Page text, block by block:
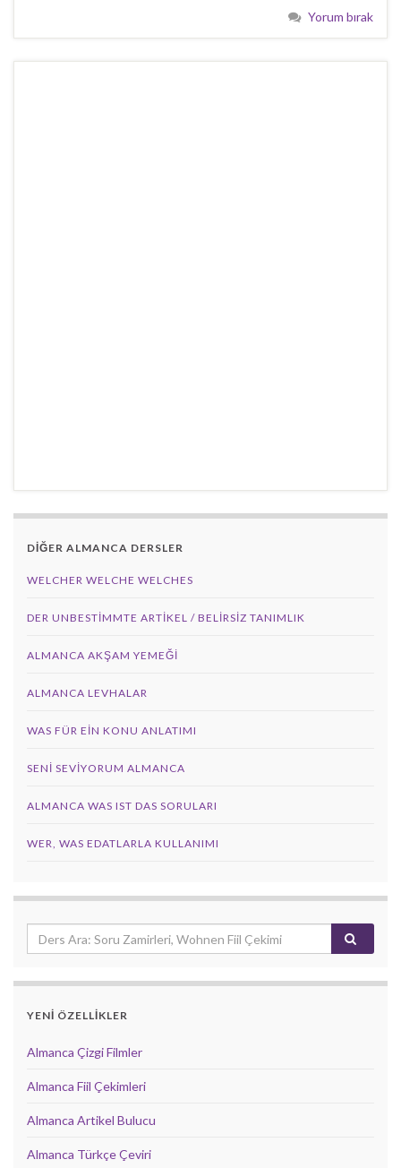
Yorum bırak
DİĞER ALMANCA DERSLER
WELCHER WELCHE WELCHES
DER UNBESTIMMTE ARTIKEL / BELIRSIZ TANIMLIK
ALMANCA AKŞAM YEMEĞI
ALMANCA LEVHALAR
WAS FÜR EIN KONU ANLATIMI
SENI SEVIYORUM ALMANCA
ALMANCA WAS IST DAS SORULARI
WER, WAS EDATLARLA KULLANIMI
YENİ ÖZELLİKLER
Almanca Çizgi Filmler
Almanca Fiil Çekimleri
Almanca Artikel Bulucu
Almanca Türkçe Çeviri